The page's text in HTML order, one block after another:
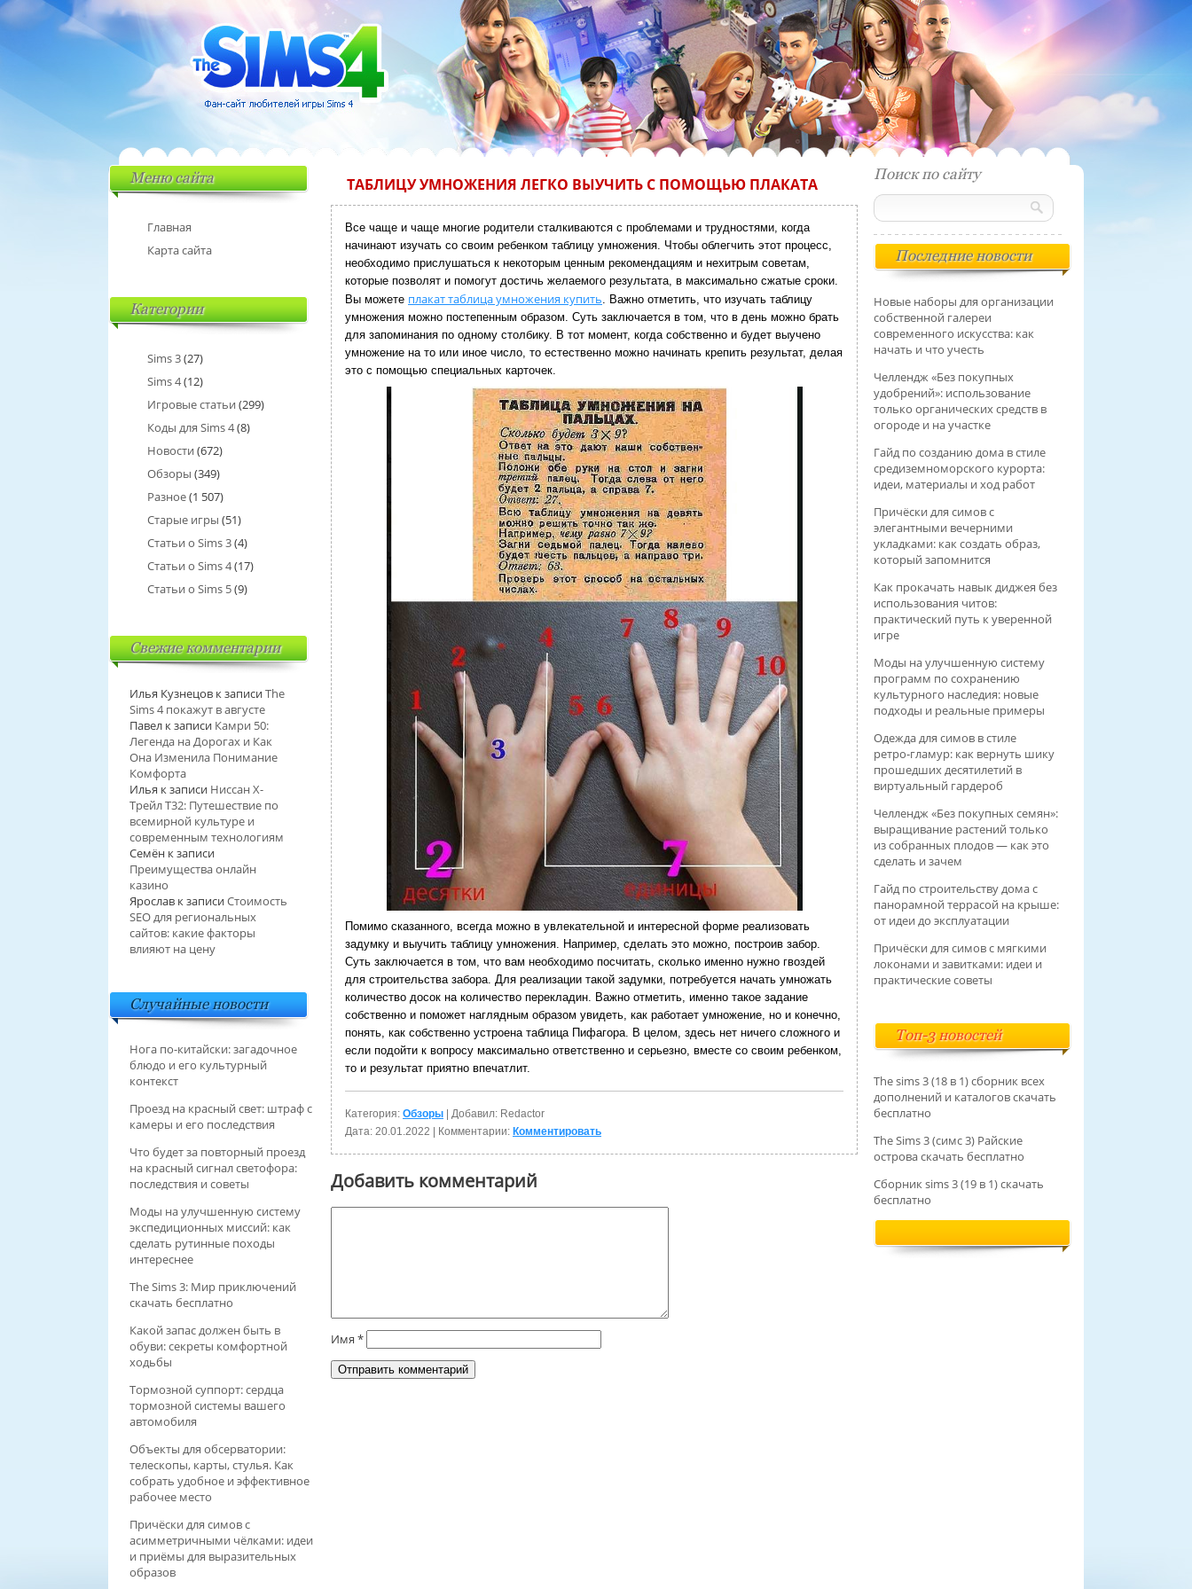
ТАБЛИЦУ УМНОЖЕНИЯ ЛЕГКО ВЫУЧИТЬ С ПОМОЩЬЮ ПЛАКАТА
Все чаще и чаще многие родители сталкиваются с проблемами и трудностями, когда
начинают изучать со своим ребенком таблицу умножения. Чтобы облегчить этот процесс,
необходимо прислушаться к некоторым ценным рекомендациям и нехитрым советам,
которые позволят и помогут достичь желаемого результата, в максимально сжатые сроки.
Вы можете плакат таблица умножения купить
Важно отметить, что изучать таблицу
умножения можно постепенным образом. Суть заключается в том, что в день можно брать
для запоминания по одному столбику. В тот момент, когда собственно и будет выучено
умножение на то или иное число, то естественно можно начинать крепить результат, делая
это с помощью специальных карточек.
Помимо сказанного, всегда можно в увлекательной и интересной форме реализовать
задумку и выучить таблицу умножения. Например, сделать это можно, построив забор.
Суть заключается в том, что вам необходимо посчитать, сколько именно нужно гвоздей
для строительства забора. Для реализации такой задумки, потребуется начать умножать
количество досок на количество перекладин. Важно отметить, именно такое задание
собственно и поможет наглядным образом увидеть, как работает умножение, но и конечно,
понять, как собственно устроена таблица Пифагора. В целом, здесь нет ничего сложного и
если подойти к вопросу максимально ответственно и серьезно, вместе со своим ребенком,
то и результат приятно впечатлит.
Категория: Обзоры | Добавил: Redactor
Дата: 20.01.2022 | Комментарии: Комментировать
Добавить комментарий
Имя *
Меню сайта
Главная
Карта сайта
Категории
Sims 3(27)
Sims 4(12)
Игровые статьи (299)
Коды для Sims 4(8)
Новости (672)
Обзоры (349)
Разное(1 507)
Старые игры (51)
Статьи о Sims 3(4)
Статьи о Sims 4(17)
Статьи о Sims 5(9)
Свежие комментарии
Илья Кузнецов к записиThe
Sims 4 покажут в августе
Павел к записи Камри 50:
Легенда на Дорогах и Как
Она Изменила Понимание
Комфорта
Илья к записи Ниссан Х-
Трейл T32: Путешествие по
всемирной культуре и
современным технологиям
Семён к записи
Преимущества онлайн
казино
Ярослав к записиСтоимость
SEO для региональных
сайтов: какие факторы
влияют на цену
Случайные новости
Нога по-китайски: загадочное
блюдо и его культурный
контекст
Проезд на красный свет: штраф с
камеры и его последствия
Что будет за повторный проезд
на красный сигнал светофора:
последствия и советы
Моды на улучшенную систему
экспедиционных миссий: как
сделать рутинные походы
интереснее
The Sims 3: Мир приключений
скачать бесплатно
Какой запас должен быть в
обуви: секреты комфортной
ходьбы
Тормозной суппорт: сердца
тормозной системы вашего
автомобиля
Объекты для обсерватории:
телескопы, карты, стулья. Как
собрать удобное и эффективное
рабочее место
Причёски для симов с
асимметричными чёлками: идеи
и приёмы для выразительных
образов
Поиск по сайту
Последние новости
Новые наборы для организации
собственной галереи
современного искусства: как
начать и что учесть
Челлендж «Без покупных
удобрений»: использование
только органических средств в
огороде и на участке
Гайд по созданию дома в стиле
средиземноморского курорта:
идеи, материалы и ход работ
Причёски для симов с
элегантными вечерними
укладками: как создать образ,
который запомнится
Как прокачать навык диджея без
использования читов:
практический путь к уверенной
игре
Моды на улучшенную систему
программ по сохранению
культурного наследия: новые
подходы и реальные примеры
Одежда для симов в стиле
ретро‑гламур: как вернуть шику
прошедших десятилетий в
виртуальный гардероб
Челлендж «Без покупных семян»:
выращивание растений только
из собранных плодов — как это
сделать и зачем
Гайд по строительству дома с
панорамной террасой на крыше:
от идеи до эксплуатации
Причёски для симов с мягкими
локонами и завитками: идеи и
практические советы
Топ-3 новостей
The sims 3 (18 в 1) сборник всех
дополнений и каталогов скачать
бесплатно
The Sims 3 (симс 3) Райские
острова скачать бесплатно
Сборник sims 3 (19 в 1) скачать
бесплатно